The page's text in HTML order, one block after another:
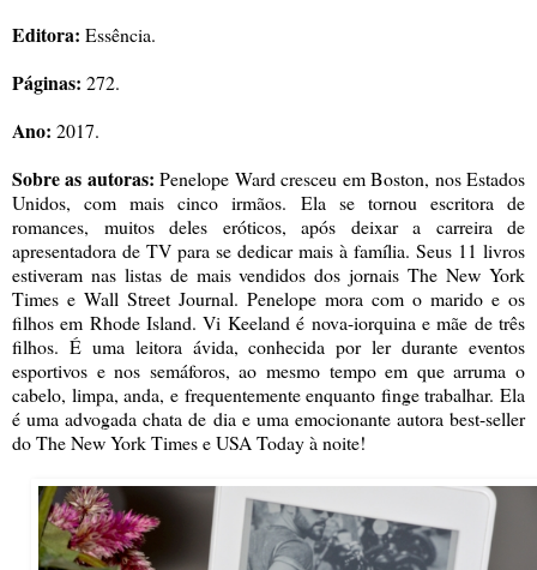
Editora: Essência.
Páginas: 272.
Ano: 2017.
Sobre as autoras: Penelope Ward cresceu em Boston, nos Estados
Unidos, com mais cinco irmãos. Ela se tornou escritora de
romances, muitos deles eróticos, após deixar a carreira de
apresentadora de TV para se dedicar mais à família. Seus 11 livros
estiveram nas listas de mais vendidos dos jornais The New York
Times e Wall Street Journal. Penelope mora com o marido e os
filhos em Rhode Island. Vi Keeland é nova-iorquina e mãe de três
filhos. É uma leitora ávida, conhecida por ler durante eventos
esportivos e nos semáforos, ao mesmo tempo em que arruma o
cabelo, limpa, anda, e frequentemente enquanto finge trabalhar. Ela
é uma advogada chata de dia e uma emocionante autora best-seller
do The New York Times e USA Today à noite!